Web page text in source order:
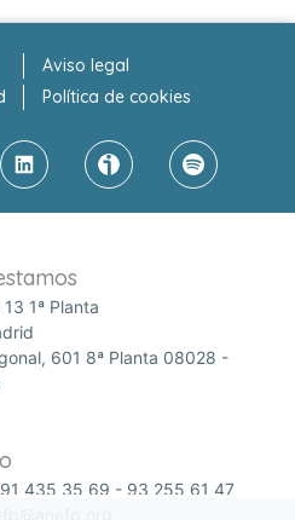
Aviso legal
Política de cookies
1ª Planta
601 8ª Planta 08028 -
91 435 35 69 - 93 255 61 47